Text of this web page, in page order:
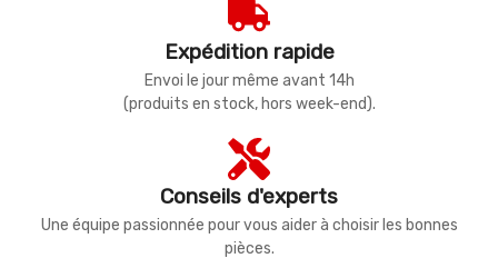
Expédition rapide
Envoi le jour même avant 14h
(produits en stock, hors week-end).
Conseils d'experts
Une équipe passionnée pour vous aider à choisir les bonnes
pièces.